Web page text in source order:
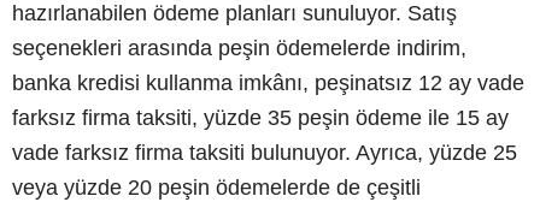
hazırlanabilen ödeme planları sunuluyor. Satış
seçenekleri arasında peşin ödemelerde indirim,
banka kredisi kullanma imkânı, peşinatsız 12 ay vade
farksız firma taksiti, yüzde 35 peşin ödeme ile 15 ay
vade farksız firma taksiti bulunuyor. Ayrıca, yüzde 25
veya yüzde 20 peşin ödemelerde de çeşitli